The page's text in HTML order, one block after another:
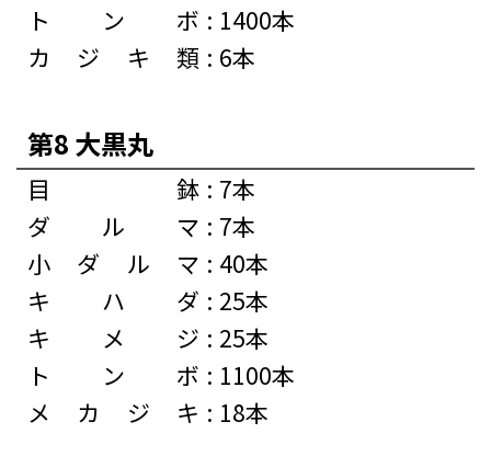
トンボ : 1400本
カジキ類 : 6本
第8 大黒丸
目鉢 : 7本
ダルマ : 7本
小ダルマ : 40本
キハダ : 25本
キメジ : 25本
トンボ : 1100本
メカジキ : 18本